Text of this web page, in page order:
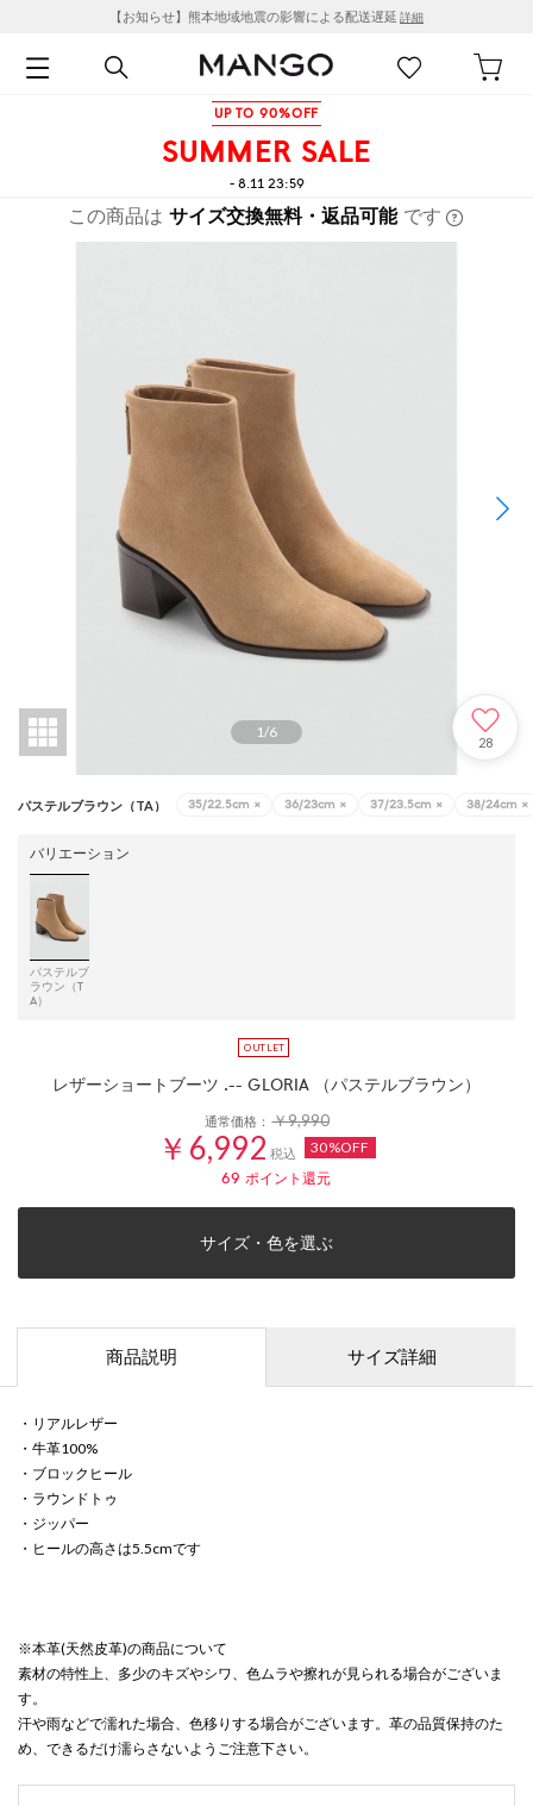
【お知らせ】熊本地域地震の影響による配送遅延 詳細
UP TO 90%OFF
SUMMER SALE
- 8.11 23:59
この商品は サイズ交換無料・返品可能 です
1/6
28
パステルブラウン（TA） 35/22.5cm × 36/23cm × 37/23.5cm × 38/24cm ×
バリエーション
パステルブ
ラウン（T
A）
レザーショートブーツ .-- GLORIA （パステルブラウン）
通常価格：￥9,990
￥6,992 税込 30%OFF
69 ポイント還元
サイズ・色を選ぶ
商品説明 サイズ詳細
・リアルレザー
・牛革100%
・ブロックヒール
・ラウンドトゥ
・ジッパー
・ヒールの高さは5.5cmです
※本革(天然皮革)の商品について
素材の特性上、多少のキズやシワ、色ムラや擦れが見られる場合がございま
す。
汗や雨などで濡れた場合、色移りする場合がございます。革の品質保持のた
め、できるだけ濡らさないようご注意下さい。